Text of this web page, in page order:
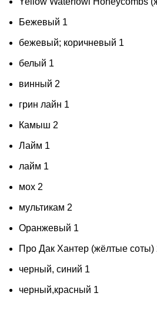
Бежевый 1
бежевый; коричневый 1
белый 1
винный 2
грин лайн 1
Камыш 2
Лайм 1
лайм 1
мох 2
мультикам 2
Оранжевый 1
Про Дак Хантер (жёлтые соты)
черный, синий 1
черный,красный 1